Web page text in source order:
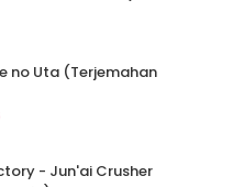
no Uta (Terjemahan
- Jun'ai Crusher